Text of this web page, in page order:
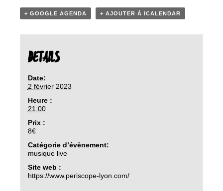
+ GOOGLE AGENDA + AJOUTER À ICALENDAR
DETAILS
Date:
2 février 2023
Heure :
21:00
Prix :
8€
Catégorie d’évènement:
musique live
Site web :
https://www.periscope-lyon.com/